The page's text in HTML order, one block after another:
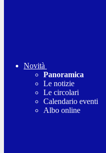
Novità
Panoramica
Le notizie
Le circolari
Calendario eventi
Albo online